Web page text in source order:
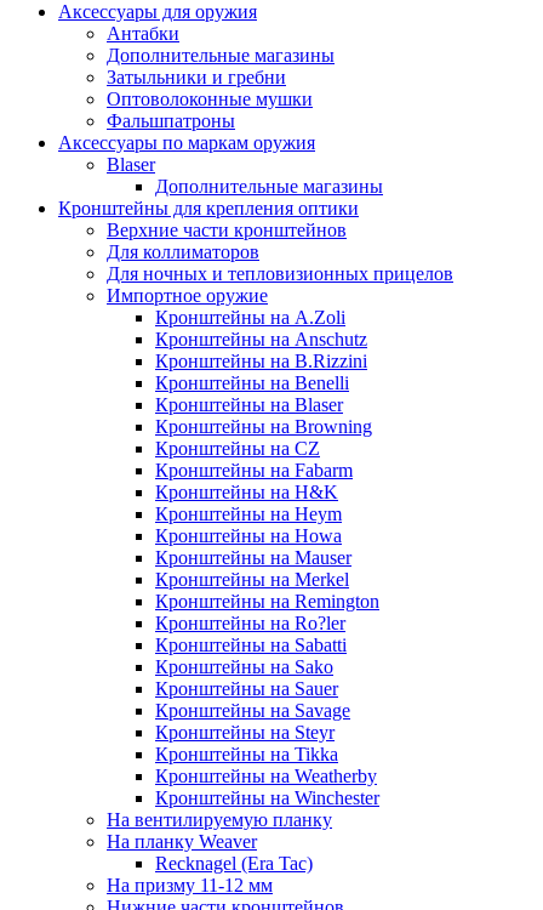
Аксессуары для оружия
Антабки
Дополнительные магазины
Затыльники и гребни
Оптоволоконные мушки
Фальшпатроны
Аксессуары по маркам оружия
Blaser
Дополнительные магазины
Кронштейны для крепления оптики
Верхние части кронштейнов
Для коллиматоров
Для ночных и тепловизионных прицелов
Импортное оружие
Кронштейны на A.Zoli
Кронштейны на Anschutz
Кронштейны на B.Rizzini
Кронштейны на Benelli
Кронштейны на Blaser
Кронштейны на Browning
Кронштейны на CZ
Кронштейны на Fabarm
Кронштейны на H&K
Кронштейны на Heym
Кронштейны на Howa
Кронштейны на Mauser
Кронштейны на Merkel
Кронштейны на Remington
Кронштейны на Ro?ler
Кронштейны на Sabatti
Кронштейны на Sako
Кронштейны на Sauer
Кронштейны на Savage
Кронштейны на Steyr
Кронштейны на Tikka
Кронштейны на Weatherby
Кронштейны на Winchester
На вентилируемую планку
На планку Weaver
Recknagel (Era Tac)
На призму 11-12 мм